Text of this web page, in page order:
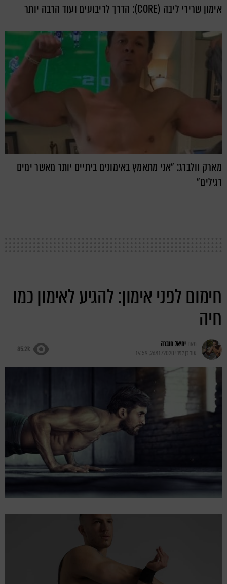
אימון שרירי ליבה (CORE): הדרך לריבועים ועוד הרבה יותר
מארק וולברג: "אני מתאמץ באימונים ביתיים יותר מאשר ימים
רגילים"
חימום לפני אימון: להגיע לאימון כמו
חיה
מאתיחיאל חוברה
עודכן לפני 26/11/2020, 14:59
85.2k